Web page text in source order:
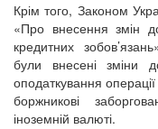
Крім того, Законом
«Про внесення змін
кредитних
були внесені зміни
оподаткування
боржникові
іноземній валюті.